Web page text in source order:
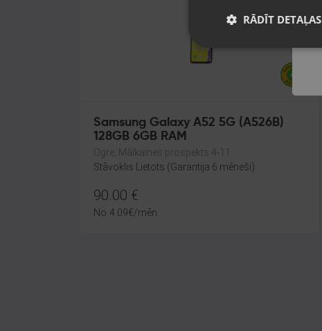
Samsung Galaxy A52 5G (A526B)
128GB 6GB RAM
Ogre, Mālkalnes prospekts 4-11
Stāvoklis Lietots (Garantija 6 mēneši)
90.00 €
No 4.09€/mēn.
RĀDĪT DETAĻAS